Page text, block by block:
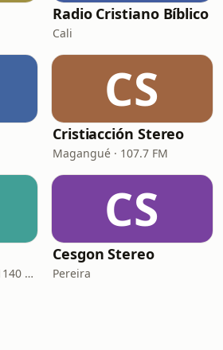
Radio Cristiano Bíblico
Cali
CS
Cristiacción Stereo
Magangué · 107.7 FM
Cartagena de Indias · 1140 AM
CS
Cesgon Stereo
Pereira